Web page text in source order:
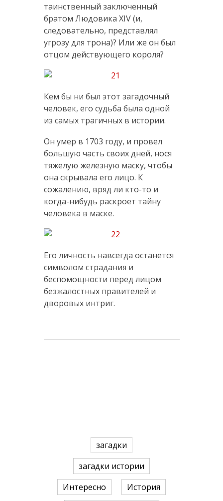
таинственный заключенный
братом Людовика XIV (и,
следовательно, представлял
угрозу для трона)? Или же он был
отцом действующего короля?
Кем бы ни был этот загадочный
человек, его судьба была одной
из самых трагичных в истории.
Он умер в 1703 году, и провел
большую часть своих дней, нося
тяжелую железную маску, чтобы
она скрывала его лицо. К
сожалению, вряд ли кто-то и
когда-нибудь раскроет тайну
человека в маске.
Его личность навсегда останется
символом страдания и
беспомощности перед лицом
безжалостных правителей и
дворовых интриг.
загадки
загадки истории
Интересно
История